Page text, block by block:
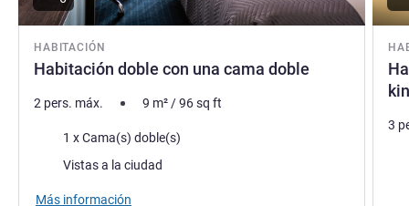
HABITACIÓN
Habitación doble con una cama doble
2 pers. máx. 9 m²/96sq ft
Ropa de cama
1 x Cama(s) doble(s)
Views :Vistas a la ciudad
Más información
3